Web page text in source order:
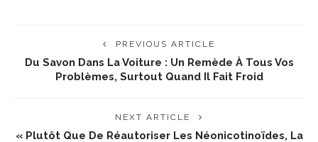
PREVIOUS ARTICLE
Du Savon Dans La Voiture : Un Remède À Tous Vos
Problèmes, Surtout Quand Il Fait Froid
NEXT ARTICLE
« Plutôt Que De Réautoriser Les Néonicotinoïdes, La